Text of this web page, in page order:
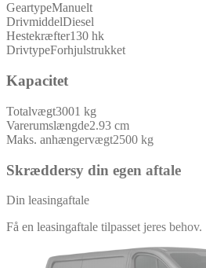
GeartypeManuelt
DrivmiddelDiesel
Hestekræfter130 hk
DrivtypeForhjulstrukket
Kapacitet
Totalvægt3001 kg
Varerumslængde2.93 cm
Maks. anhængervægt2500 kg
Skræddersy din egen aftale
Din leasingaftale
Få en leasingaftale tilpasset jeres behov.